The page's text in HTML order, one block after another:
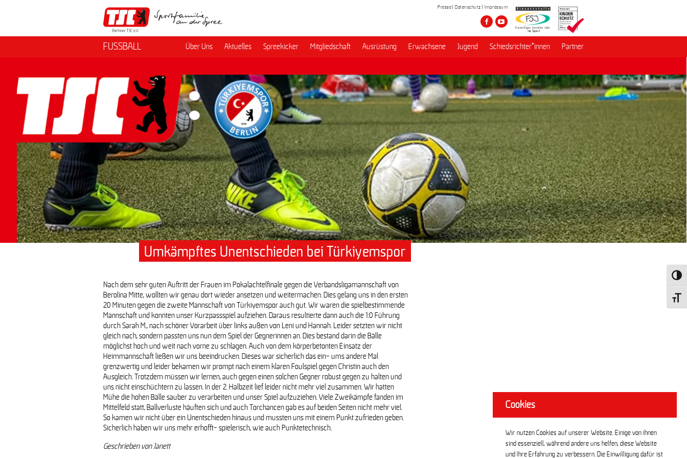
Presse Datenschutz Impressum
FUSSBALL Über Uns Aktuelles Spreekicker Mitgliedschaft Ausrüstung Erwachsene Jugend Schiedsrichter*innen Partner
Umkämpftes Unentschieden bei Türkiyemspor
Nach dem sehr guten Auftritt der Frauen im Pokalachtelfinale gegen die Verbandsligamannschaft von
Berolina Mitte, wollten wir genau dort wieder ansetzen und weitermachen. Dies gelang uns in den ersten
20 Minuten gegen die zweite Mannschaft von Türkiyemspor auch gut. Wir waren die spielbestimmende
Mannschaft und konnten unser Kurzpassspiel aufziehen. Daraus resultierte dann auch die 1:0 Führung
durch Sarah M., nach schöner Vorarbeit über links außen von Leni und Hannah. Leider setzten wir nicht
gleich nach, sondern passten uns nun dem Spiel der Gegnerinnen an. Dies bestand darin die Bälle
möglichst hoch und weit nach vorne zu schlagen. Auch von dem körperbetonten Einsatz der
Heimmannschaft ließen wir uns beeindrucken. Dieses war sicherlich das ein- ums andere Mal
grenzwertig und leider bekamen wir prompt nach einem klaren Foulspiel gegen Christin auch den
Ausgleich. Trotzdem müssen wir lernen, auch gegen einen solchen Gegner robust gegen zu halten und
uns nicht einschüchtern zu lassen. In der 2. Halbzeit lief leider nicht mehr viel zusammen. Wir hatten
Mühe die hohen Bälle sauber zu verarbeiten und unser Spiel aufzuziehen. Viele Zweikämpfe fanden im
Mittelfeld statt, Ballverluste häuften sich und auch Torchancen gab es auf beiden Seiten nicht mehr viel.
So kamen wir nicht über ein Unentschieden hinaus und mussten uns mit einem Punkt zufrieden geben.
Sicherlich haben wir uns mehr erhofft- spielerisch, wie auch Punktetechnisch.
Geschrieben von Janett
Cookies
Wir nutzen Cookies auf unserer Website. Einige von ihnen
sind essenziell, während andere uns helfen, diese Website
und Ihre Erfahrung zu verbessern. Die Einwilligung dafür ist